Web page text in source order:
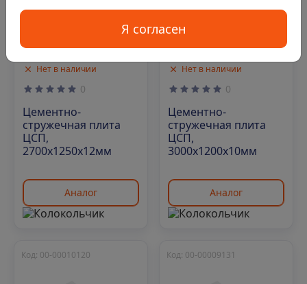
Нет в наличии
0
Цементно-
стружечная плита
ЦСП,
2700х1250х12мм
Аналог
Нет в наличии
0
Цементно-
стружечная плита
ЦСП,
3000х1200х10мм
Аналог
Код: 00-00010120 Код: 00-00009131
Я согласен